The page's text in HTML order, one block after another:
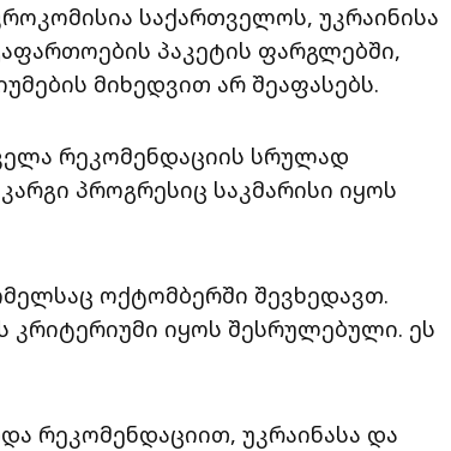
საქართველოს, უკრაინისა
პაკეტის ფარგლებში,
მიხედვით არ შეაფასებს.
რეკომენდაციის სრულად
პროგრესიც საკმარისი იყოს
ოქტომბერში შევხედავთ.
კრიტერიუმი იყოს შესრულებული. ეს
რეკომენდაციით, უკრაინასა და